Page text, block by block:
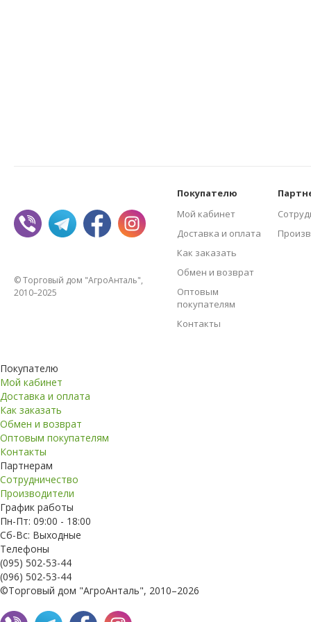
© Торговый дом "АгроАнталь",
2010–2025
Покупателю
Мой кабинет
Доставка и оплата
Как заказать
Обмен и возврат
Оптовым
покупателям
Контакты
Покупателю
Мой кабинет
Доставка и оплата
Как заказать
Обмен и возврат
Оптовым покупателям
Контакты
Партнерам
Сотрудничество
Производители
График работы
Пн-Пт: 09:00 - 18:00
Сб-Вс: Выходные
Телефоны
(095) 502-53-44
(096) 502-53-44
©Торговый дом "АгроАнталь", 2010–2026